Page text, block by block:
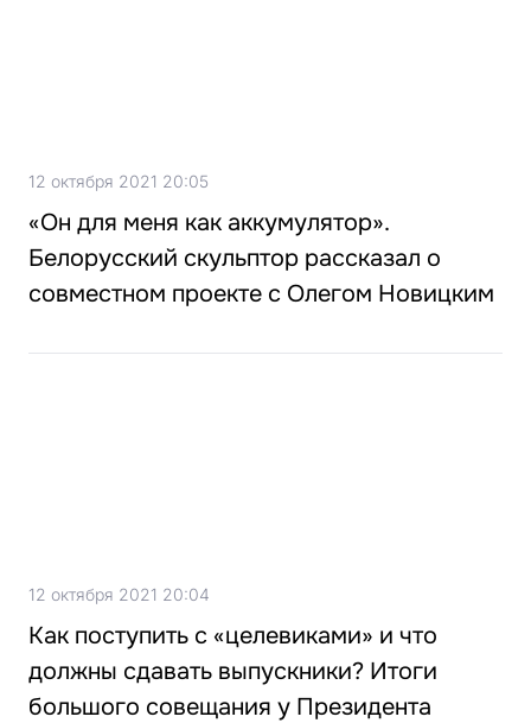
12 октября 2021 20:05
«Он для меня как аккумулятор».
Белорусский скульптор рассказал о
совместном проекте с Олегом Новицким
12 октября 2021 20:04
Как поступить с «целевиками» и что
должны сдавать выпускники? Итоги
большого совещания у Президента